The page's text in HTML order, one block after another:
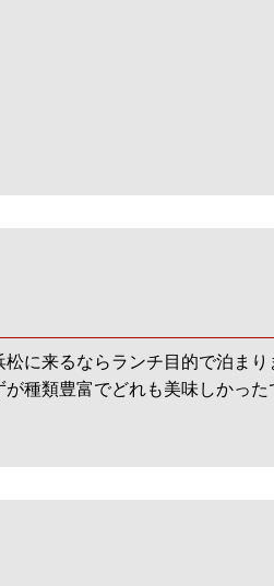
に来るならランチ目的で泊ま
種類豊富でどれも美味しかった